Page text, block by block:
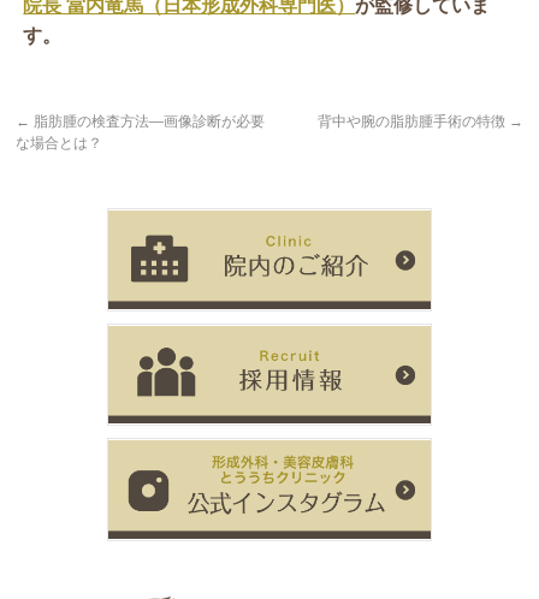
院長 當内竜馬（日本形成外科専門医）が監修していま
す。
← 脂肪腫の検査方法―画像診断が必要
な場合とは？
背中や腕の脂肪腫手術の特徴 →